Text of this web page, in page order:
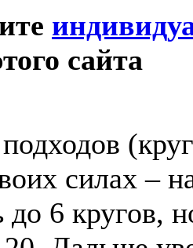
сайта
силах –
до 6 кругов,